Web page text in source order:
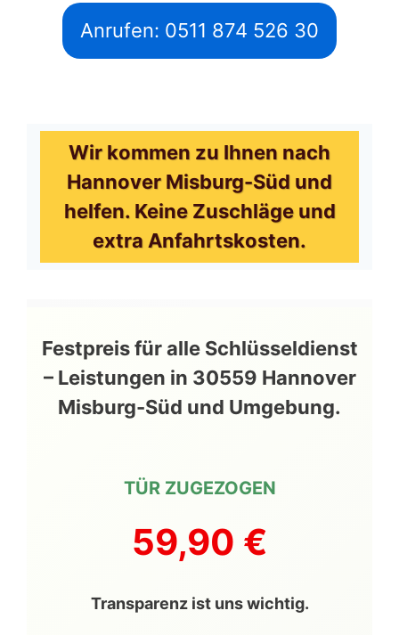
Anrufen: 0511 874 526 30
Wir kommen zu Ihnen nach
Hannover Misburg-Süd und
helfen. Keine Zuschläge und
extra Anfahrtskosten.
Festpreis für alle Schlüsseldienst
– Leistungen in 30559 Hannover
Misburg-Süd und Umgebung.
TÜR ZUGEZOGEN
59,90 €
Transparenz ist uns wichtig.